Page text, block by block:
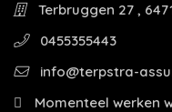
Terbruggen 27 ,
0455355443
info@terpstra-
Momenteel werken